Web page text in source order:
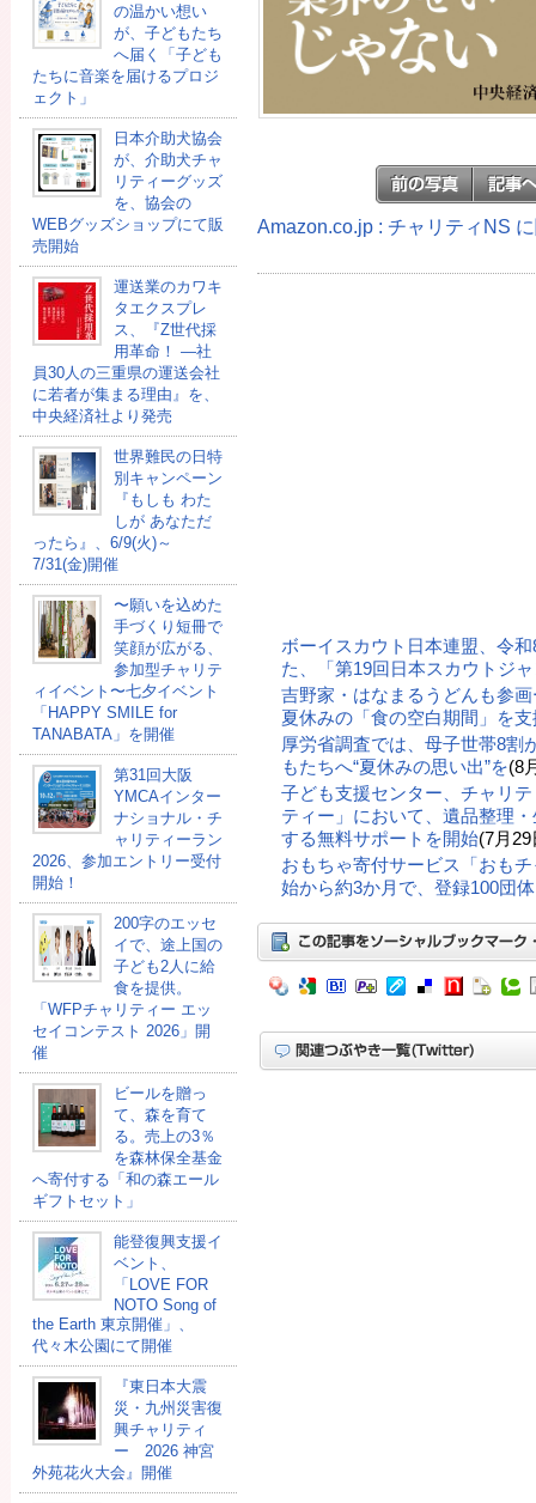
の温かい想い
が、子どもたち
へ届く「子ども
たちに音楽を届けるプロジ
ェクト」
日本介助犬協会
が、介助犬チャ
リティーグッズ
を、協会の
WEBグッズショップにて販
売開始
運送業のカワキ
タエクスプレ
ス、『Z世代採
用革命！ ―社
員30人の三重県の運送会社
に若者が集まる理由』を、
中央経済社より発売
世界難民の日特
別キャンペーン
『もしも わた
しが あなただ
ったら』、6/9(火)～
7/31(金)開催
〜願いを込めた
手づくり短冊で
笑顔が広がる、
参加型チャリテ
ィイベント〜七夕イベント
「HAPPY SMILE for
TANABATA」を開催
第31回大阪
YMCAインター
ナショナル・チ
ャリティーラン
2026、参加エントリー受付
開始！
200字のエッセ
イで、途上国の
子ども2人に給
食を提供。
「WFPチャリティー エッ
セイコンテスト 2026」開
催
ビールを贈っ
て、森を育て
る。売上の3％
を森林保全基金
へ寄付する「和の森エール
ギフトセット」
能登復興支援イ
ベント、
「LOVE FOR
NOTO Song of
the Earth 東京開催」、
代々木公園にて開催
『東日本大震
災・九州災害復
興チャリティ
ー 2026 神宮
外苑花火大会』開催
Amazon.co.jp : チャリティNS
ボーイスカウト日本連盟、令
た、「第19回日本スカウトジ
吉野家・はなまるうどんも参
夏休みの「食の空白期間」を支
厚労省調査では、母子世帯8割
もたちへ“夏休みの思い出”を(8
子ども支援センター、チャリ
ティー」において、遺品整理
する無料サポートを開始(7月29
おもちゃ寄付サービス「おも
始から約3か月で、登録100団